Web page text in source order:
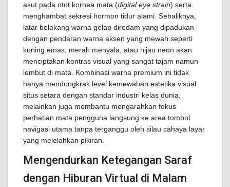
akut pada otot kornea mata (digital eye strain) serta
menghambat sekresi hormon tidur alami. Sebaliknya,
latar belakang warna gelap diredam yang dipadukan
dengan pendaran warna aksen yang mewah seperti
kuning emas, merah menyala, atau hijau neon akan
menciptakan kontras visual yang sangat tajam namun
lembut di mata. Kombinasi warna premium ini tidak
hanya mendongkrak level kemewahan estetika visual
situs setara dengan standar industri kelas dunia,
melainkan juga membantu mengarahkan fokus
perhatian mata pengguna langsung ke area tombol
navigasi utama tanpa terganggu oleh silau cahaya layar
yang melelahkan pikiran.
Mengendurkan Ketegangan Saraf
dengan Hiburan Virtual di Malam